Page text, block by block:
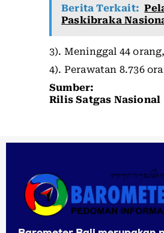
Berita Terkait:
Paskibraka
3). Meninggal 44
4). Perawatan 8.736
Sumber:
Rilis Satgas Nasional